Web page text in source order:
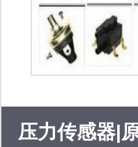
压力传感器|